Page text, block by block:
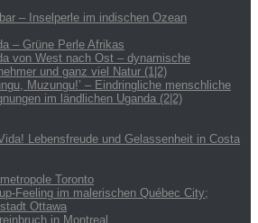
– Inselperle im indischen Ozean
– Grüne Perle Afrikas
von West nach Ost – dynamische
und ganz viel Natur (1|2)
Muzungu!’ – Eindringliche menschliche
im ländlichen Uganda (2|2)
Lebensfreude und Gelassenheit in Costa
Toronto
Feeling im malerischen Québec City;
Ottawa
in Montreal